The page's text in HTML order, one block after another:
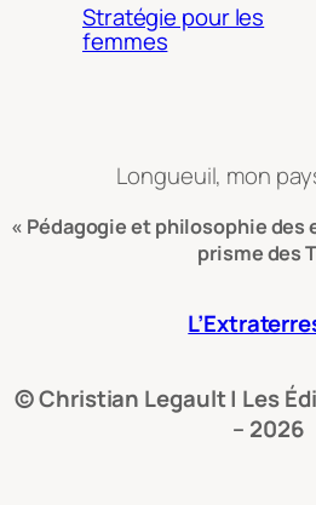
Stratégie pour les
femmes
Longueuil, mon
« Pédagogie et philosophie des
prisme des
© Christian Legault | Les
– 2026